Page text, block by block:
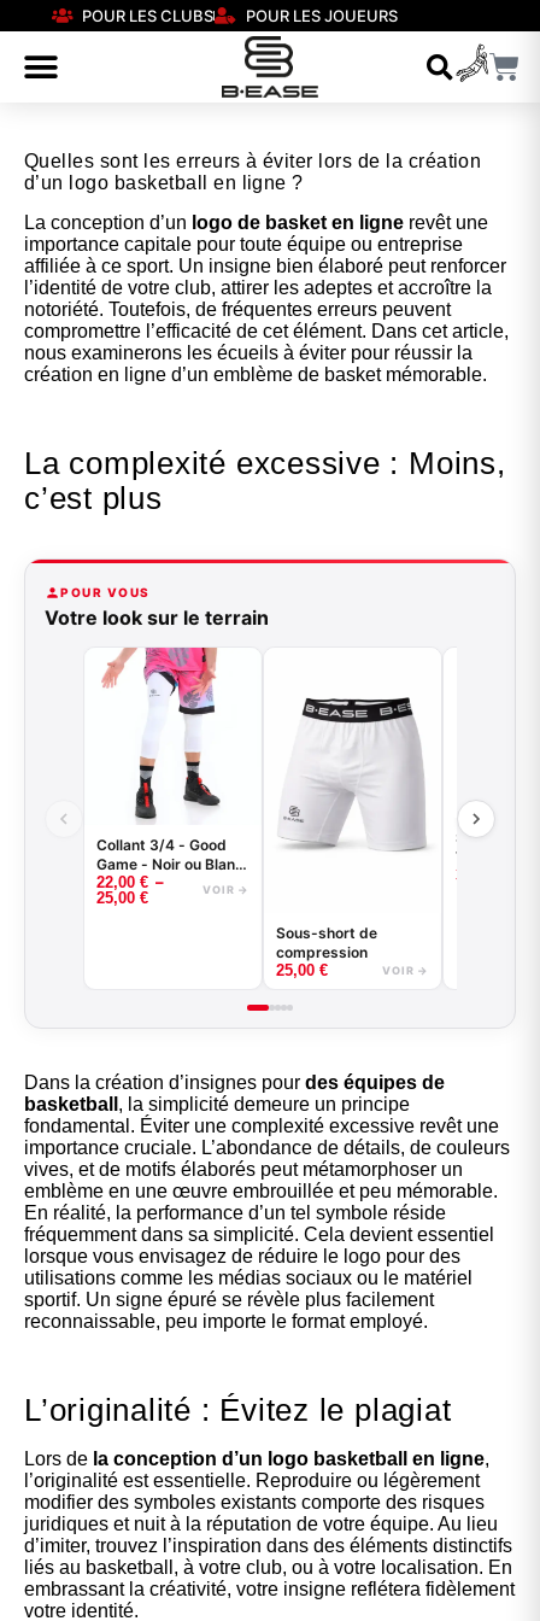
POUR LES CLUBS POUR LES JOUEURS
Quelles sont les erreurs à éviter lors de la création
d’un logo basketball en ligne ?
La conception d’un logo de basket en ligne revêt une
importance capitale pour toute équipe ou entreprise
affiliée à ce sport. Un insigne bien élaboré peut renforcer
l’identité de votre club, attirer les adeptes et accroître la
notoriété. Toutefois, de fréquentes erreurs peuvent
compromettre l’efficacité de cet élément. Dans cet article,
nous examinerons les écueils à éviter pour réussir la
création en ligne d’un emblème de basket mémorable.
La complexité excessive : Moins,
c’est plus
POUR VOUS
Votre look sur le terrain
Collant 3/4 - Good
Game - Noir ou Blanc
- BASKETBALL
22,00 € –
25,00 € VOIR →
Sous-short de
compression
25,00 € VOIR →
Short de
VENICE
35,00
Dans la création d’insignes pour des équipes de
basketball , la simplicité demeure un principe
fondamental. Éviter une complexité excessive revêt une
importance cruciale. L’abondance de détails, de couleurs
vives, et de motifs élaborés peut métamorphoser un
emblème en une œuvre embrouillée et peu mémorable.
En réalité, la performance d’un tel symbole réside
fréquemment dans sa simplicité. Cela devient essentiel
lorsque vous envisagez de réduire le logo pour des
utilisations comme les médias sociaux ou le matériel
sportif. Un signe épuré se révèle plus facilement
reconnaissable, peu importe le format employé.
L’originalité : Évitez le plagiat
Lors de la conception d’un logo basketball en ligne,
l’originalité est essentielle. Reproduire ou légèrement
modifier des symboles existants comporte des risques
juridiques et nuit à la réputation de votre équipe. Au lieu
d’imiter, trouvez l’inspiration dans des éléments distinctifs
liés au basketball, à votre club, ou à votre localisation. En
embrassant la créativité, votre insigne reflétera fidèlement
votre identité.